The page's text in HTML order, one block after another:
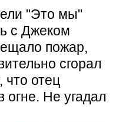
"Это мы"
с Джеком
пожар,
сгорал
отец
огне. Не угадал